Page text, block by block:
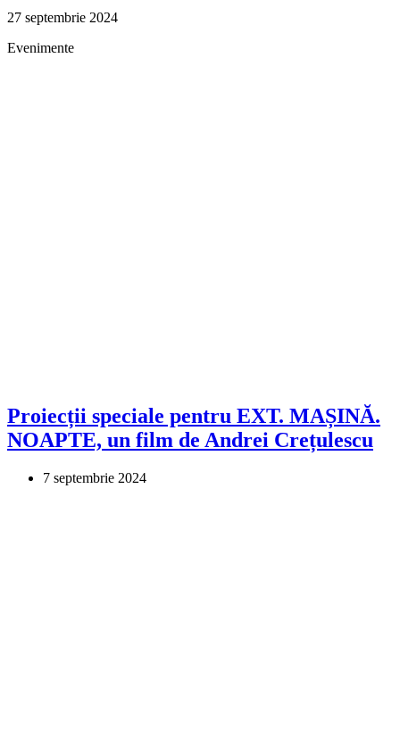
27 septembrie 2024
Evenimente
Proiecții speciale pentru EXT. MAȘINĂ.
NOAPTE, un film de Andrei Crețulescu
7 septembrie 2024